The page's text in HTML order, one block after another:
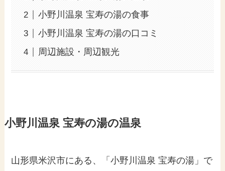
小野川温泉 宝寿の湯の食事
小野川温泉 宝寿の湯の口コミ
周辺施設・周辺観光
小野川温泉 宝寿の湯の温泉
山形県米沢市にある、「小野川温泉 宝寿の湯」で